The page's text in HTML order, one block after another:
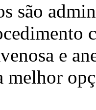
são
e
melhor